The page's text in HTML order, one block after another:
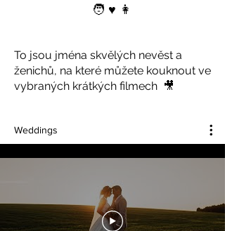
🧑 ♥️ 👩
To jsou jména skvělých nevěst a
ženichů, na které můžete kouknout ve
vybraných krátkých filmech 🎥
Weddings